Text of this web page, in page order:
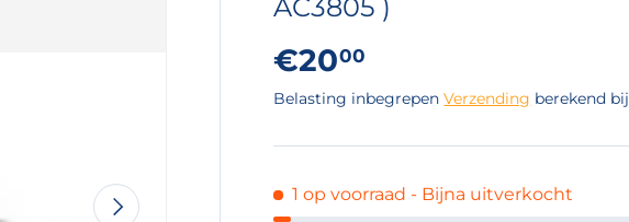
VOLGENDE
AC3805 )
Reguliere prijs
€2000
Belasting inbegrepenVerzending berekend
1 op voorraad - Bijna uitverkocht